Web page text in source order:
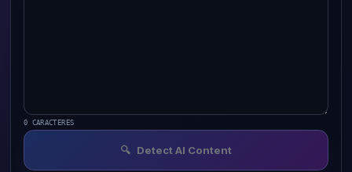
0 CARACTERES
🔍 Detect AI Content